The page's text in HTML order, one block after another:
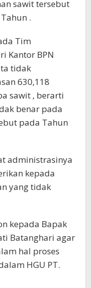
sawit tersebut
.
Tim
Kantor BPN
tidak
630,118
sawit , berarti
benar pada
pada Tahun
administrasinya
kepada
yang tidak
kepada Bapak
Batanghari agar
hal proses
HGU PT.